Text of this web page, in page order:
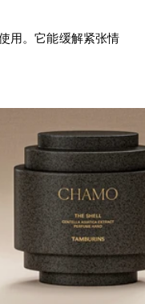
用。它能缓解紧张情